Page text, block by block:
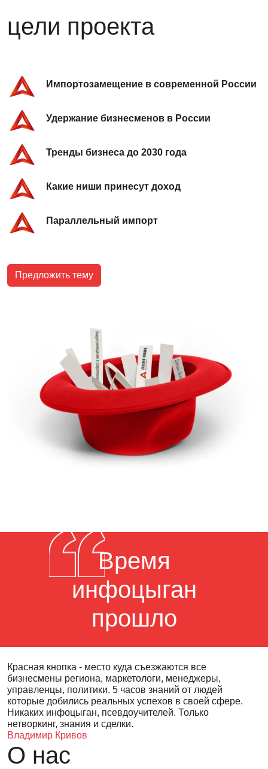
цели проекта
Импортозамещение в современной России
Удержание бизнесменов в России
Тренды бизнеса до 2030 года
Какие ниши принесут доход
Параллельный импорт
Предложить тему
Время
инфоцыган
прошло
Красная кнопка - место куда съезжаются все
бизнесмены региона, маркетологи, менеджеры,
управленцы, политики. 5 часов знаний от людей
которые добились реальных успехов в своей сфере.
Никаких инфоцыган, псевдоучителей. Только
нетворкинг, знания и сделки.
Владимир Кривов
О нас